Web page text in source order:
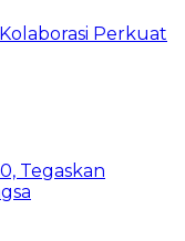
Perkuat
Tegaskan